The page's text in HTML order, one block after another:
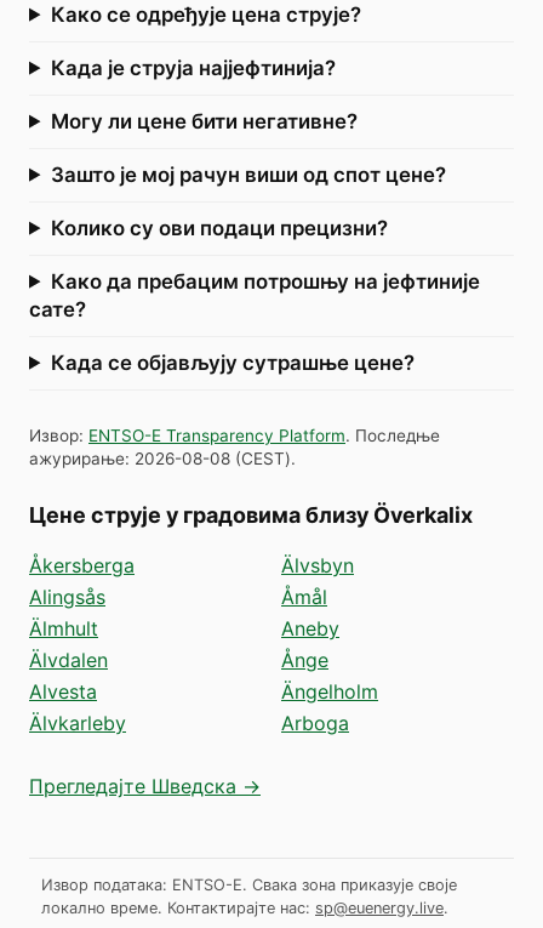
Како се одређује цена струје?
Када је струја најјефтинија?
Могу ли цене бити негативне?
Зашто је мој рачун виши од спот цене?
Колико су ови подаци прецизни?
Како да пребацим потрошњу на јефтиније
сате?
Када се објављују сутрашње цене?
Извор: ENTSO-E Transparency Platform. Последње
ажурирање: 2026-08-08 (CEST).
Цене струје у градовима близу Överkalix
Åkersberga
Alingsås
Älmhult
Älvdalen
Alvesta
Älvkarleby
Älvsbyn
Åmål
Aneby
Ånge
Ängelholm
Arboga
Прегледајте Шведска →
Извор података: ENTSO-E. Свака зона приказује своје
локално време. Контактирајте нас: sp@euenergy.live.